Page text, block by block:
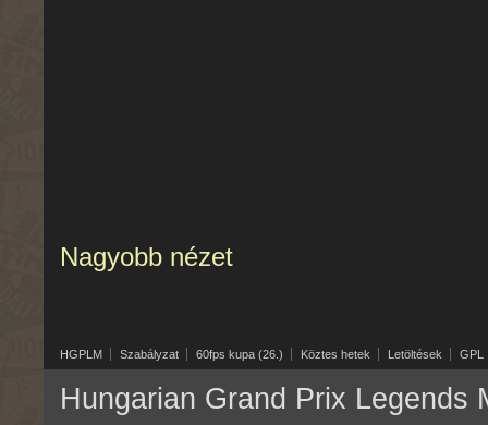
Nagyobb nézet
HGPLM Szabályzat 60fps kupa (26.) Köztes hetek Letöltések GPL
Hungarian Grand Prix Legends